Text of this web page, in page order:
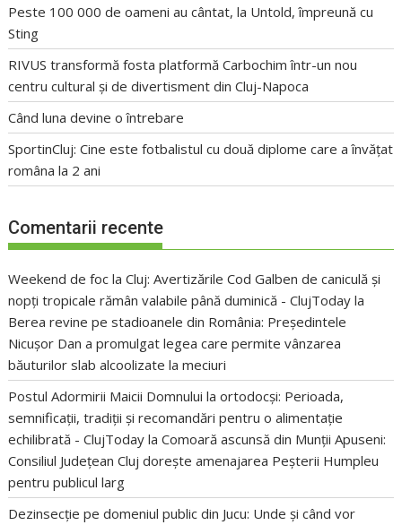
Peste 100 000 de oameni au cântat, la Untold, împreună cu
Sting
RIVUS transformă fosta platformă Carbochim într-un nou
centru cultural și de divertisment din Cluj-Napoca
Când luna devine o întrebare
SportinCluj: Cine este fotbalistul cu două diplome care a învățat
româna la 2 ani
Comentarii recente
Weekend de foc la Cluj: Avertizările Cod Galben de caniculă și
nopți tropicale rămân valabile până duminică - ClujToday la
Berea revine pe stadioanele din România: Președintele
Nicușor Dan a promulgat legea care permite vânzarea
băuturilor slab alcoolizate la meciuri
Postul Adormirii Maicii Domnului la ortodocși: Perioada,
semnificații, tradiții și recomandări pentru o alimentație
echilibrată - ClujToday laComoară ascunsă din Munții Apuseni:
Consiliul Județean Cluj dorește amenajarea Peșterii Humpleu
pentru publicul larg
Dezinsecție pe domeniul public din Jucu: Unde și când vor